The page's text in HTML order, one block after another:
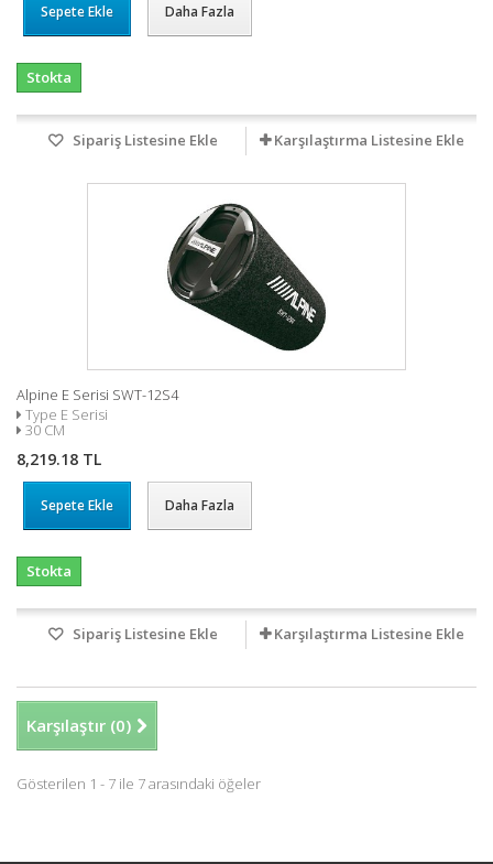
Sepete Ekle Daha Fazla
Stokta
Sipariş Listesine Ekle Karşılaştırma Listesine Ekle
Alpine E Serisi SWT-12S4
Type E Serisi
30 CM
8,219.18 TL
Sepete Ekle Daha Fazla
Stokta
Sipariş Listesine Ekle Karşılaştırma Listesine Ekle
Karşılaştır (0)
Gösterilen 1 - 7 ile 7 arasındaki öğeler